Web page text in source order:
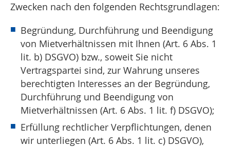
Zwecken nach den folgenden Rechtsgrundlagen:
Begründung, Durchführung und Beendigung
von Mietverhältnissen mit Ihnen (Art. 6 Abs. 1
lit. b) DSGVO) bzw., soweit Sie nicht
Vertragspartei sind, zur Wahrung unseres
berechtigten Interesses an der Begründung,
Durchführung und Beendigung von
Mietverhältnissen (Art. 6 Abs. 1 lit. f) DSGVO);
Erfüllung rechtlicher Verpflichtungen, denen
wir unterliegen (Art. 6 Abs. 1 lit. c) DSGVO),